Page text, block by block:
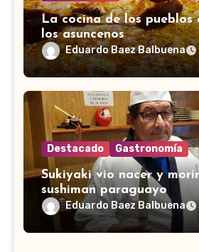
La cocina de los pueblos
los asuncenos
Eduardo Baez Balbuena
Destacado Gastronomía
Sukiyaki vio nacer y
sushiman paraguayo
Eduardo Baez Balbuena